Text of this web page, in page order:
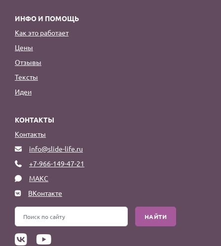
ИНФО И ПОМОЩЬ
Как это работает
Цены
Отзывы
Тексты
Идеи
КОНТАКТЫ
Контакты
info@slide-life.ru
+7-966-149-47-21
МАКС
ВКонтакте
НАЙТИ